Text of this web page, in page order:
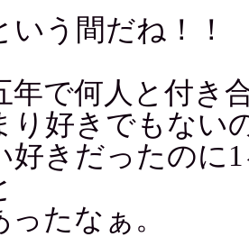
いう間だね！！
年で何人と付き
り好きでもない
好きだったのに
たなぁ。